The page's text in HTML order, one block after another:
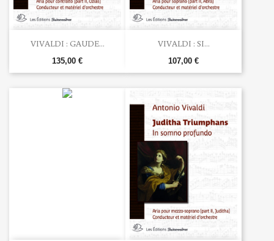
VIVALDI : GAUDE...
135,00 €
VIVALDI : SI...
107,00 €